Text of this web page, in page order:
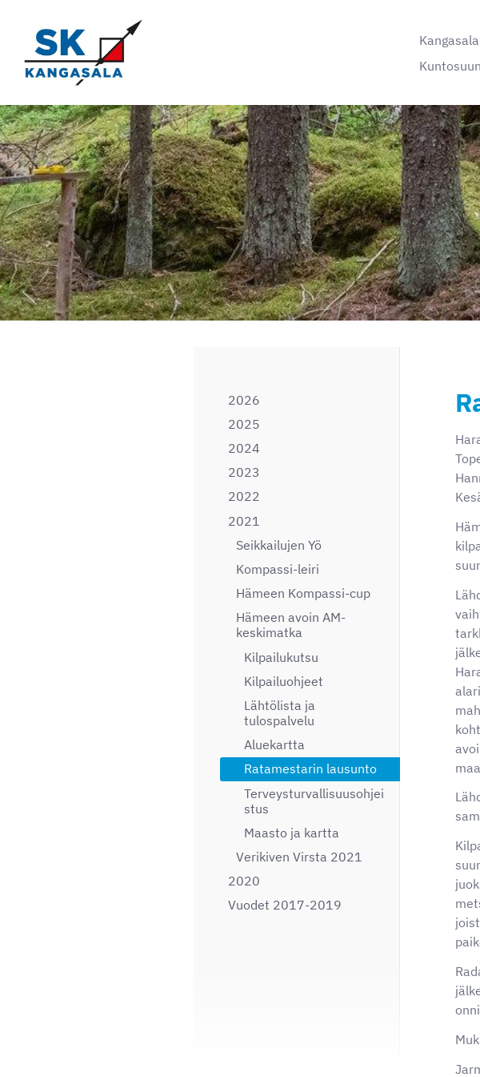
sivun
sisältöön
Kangasala SK
2026
2025
2024
2023
2022
2021
Seikkailujen Yö
Kompassi-leiri
Hämeen Kompassi-cup
Hämeen avoin AM-
keskimatka
Kilpailukutsu
Kilpailuohjeet
Lähtölista ja
tulospalvelu
Aluekartta
Ratamestarin lausunto
Terveysturvallisuusohjei
stus
Maasto ja kartta
Verikiven Virsta 2021
2020
Vuodet 2017-2019